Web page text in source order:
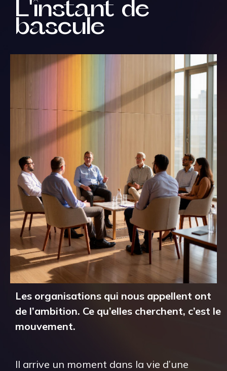
L'instant de
bascule
Les organisations qui nous appellent ont
de l’ambition. Ce qu’elles cherchent, c’est le
mouvement.
Il arrive un moment dans la vie d’une